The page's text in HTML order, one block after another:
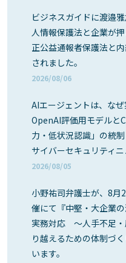
ビジネスガイドに渡邉
人情報保護法と企業が
正公益通報者保護法と
されました。
2026/08/06
AIエージェントは、な
OpenAI評価用モデルと
力・低状況認識」の統
サイバーセキュリティ
2026/08/05
小野祐司弁護士が、8月
催にて『中堅・大企業
実務対応 ～人手不足・
り越えるための体制づ
います。